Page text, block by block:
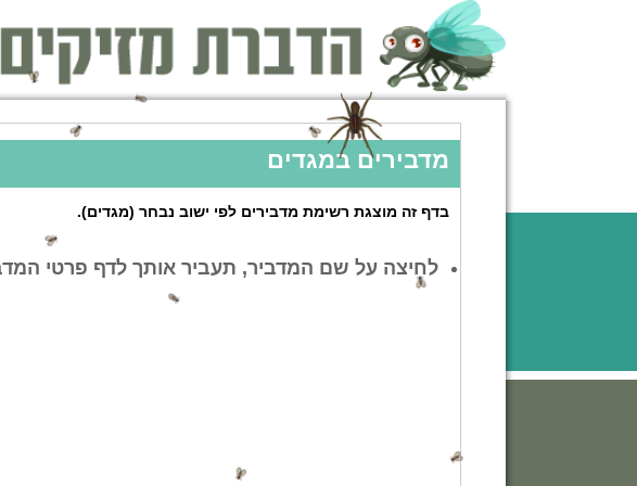
מדבירים במגדים
בדף זה מוצגת רשימת מדבירים לפי ישוב נבחר (מגדים).
לחיצה על שם המדביר, תעביר אותך לדף פרטי